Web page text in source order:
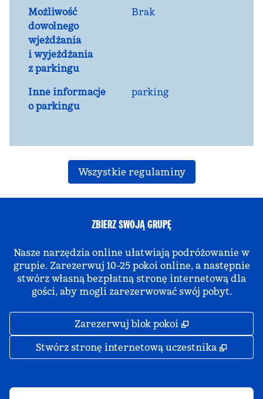
Możliwość
dowolnego
wjeżdżania
i wyjeżdżania
z parkingu
Brak
Inne informacje
o parkingu
parking
Wszystkie regulaminy
ZBIERZ SWOJĄ GRUPĘ
Nasze narzędzia online ułatwiają podróżowanie w
grupie. Zarezerwuj 10–25 pokoi online, a następnie
stwórz własną bezpłatną stronę internetową dla
gości, aby mogli zarezerwować swój pobyt.
Zarezerwuj blok pokoi ,
Stwórz stronę internetową uczestnika ,